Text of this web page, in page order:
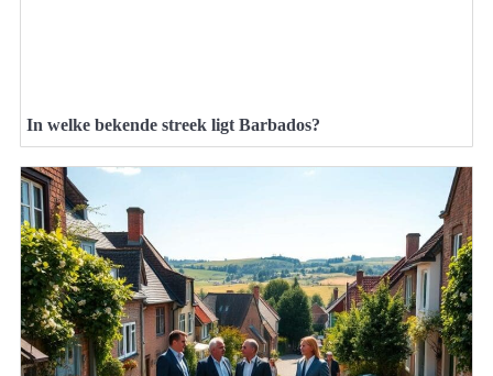
In welke bekende streek ligt Barbados?